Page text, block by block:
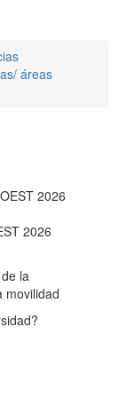
áreas
2026
la
movilidad